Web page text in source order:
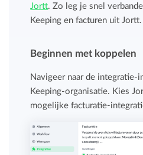
Jortt. Zo leg je snel
Keeping en facturen uit Jortt.
Beginnen met koppelen
Navigeer naar de integratie-
Keeping-organisatie. Kies
mogelijke facturatie-